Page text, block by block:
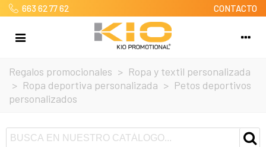
663 62 77 62 CONTACTO
Regalos promocionales > Ropa y textil personalizada
> Ropa deportiva personalizada > Petos deportivos
personalizados